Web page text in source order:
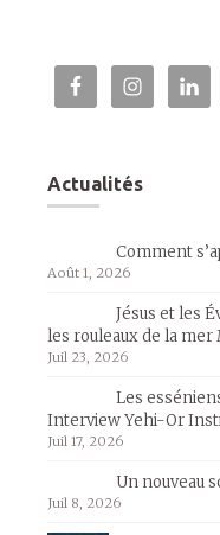
Actualités
Comment
Août 1, 2026
Jésus et les
les rouleaux de la
Juil 23, 2026
Les
Interview Yehi-Or
Juil 17, 2026
Un nouveau
Juil 8, 2026